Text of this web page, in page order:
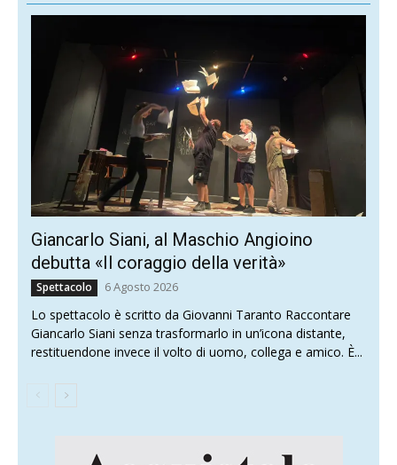
Giancarlo Siani, al Maschio Angioino
debutta «Il coraggio della verità»
Spettacolo 6 Agosto 2026
Lo spettacolo è scritto da Giovanni Taranto Raccontare
Giancarlo Siani senza trasformarlo in un’icona distante,
restituendone invece il volto di uomo, collega e amico. È...